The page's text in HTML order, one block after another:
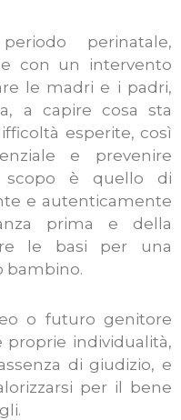
perinatale,
con un intervento
le madri e i padri,
a capire cosa sta
esperite, così
e prevenire
scopo è quello di
e autenticamente
prima e della
le basi per una
bambino.
o futuro genitore
proprie individualità,
di giudizio, e
per il bene